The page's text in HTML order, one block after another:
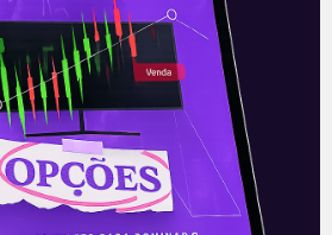
‘E Eu Com Isso’
dentro do universo dos
maneira prática, clique
se gratuitamente